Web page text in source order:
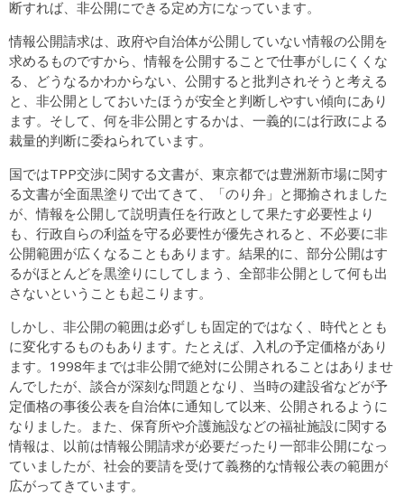
断すれば、非公開にできる定め方になっています。
情報公開請求は、政府や自治体が公開していない情報の公開を
求めるものですから、情報を公開することで仕事がしにくくな
る、どうなるかわからない、公開すると批判されそうと考える
と、非公開としておいたほうが安全と判断しやすい傾向にあり
ます。そして、何を非公開とするかは、一義的には行政による
裁量的判断に委ねられています。
国ではTPP交渉に関する文書が、東京都では豊洲新市場に関す
る文書が全面黒塗りで出てきて、「のり弁」と揶揄されました
が、情報を公開して説明責任を行政として果たす必要性より
も、行政自らの利益を守る必要性が優先されると、不必要に非
公開範囲が広くなることもあります。結果的に、部分公開はす
るがほとんどを黒塗りにしてしまう、全部非公開として何も出
さないということも起こります。
しかし、非公開の範囲は必ずしも固定的ではなく、時代ととも
に変化するものもあります。たとえば、入札の予定価格があり
ます。1998年までは非公開で絶対に公開されることはありませ
んでしたが、談合が深刻な問題となり、当時の建設省などが予
定価格の事後公表を自治体に通知して以来、公開されるように
なりました。また、保育所や介護施設などの福祉施設に関する
情報は、以前は情報公開請求が必要だったり一部非公開になっ
ていましたが、社会的要請を受けて義務的な情報公表の範囲が
広がってきています。